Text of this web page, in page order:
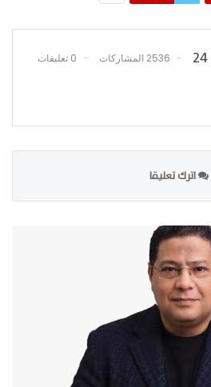
2536 المشاركات 0 تعليقات
اترك تعليقا